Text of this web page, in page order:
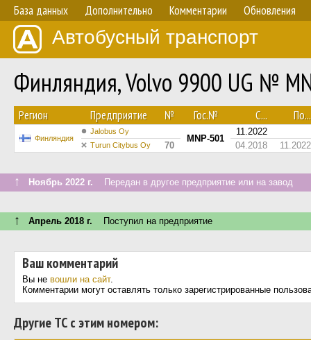
База данных Дополнительно Комментарии Обновления
Автобусный транспорт
Финляндия, Volvo 9900 UG №
Регион Предприятие № Гос.№ С... По...
Финляндия
Jalobus Oy
MNP-501
11.2022
Turun Citybus Oy 70 04.2018 11.2022
↑ Ноябрь 2022 г. Передан в другое предприятие или на завод
↑ Апрель 2018 г. Поступил на предприятие
Ваш комментарий
Вы не вошли на сайт.
Комментарии могут оставлять только зарегистрированные
Другие ТС с этим номером: